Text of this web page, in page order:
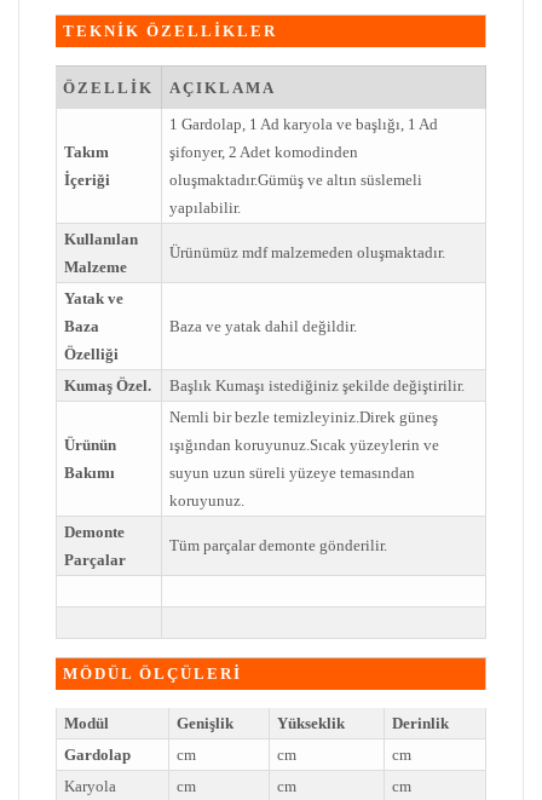
TEKNİK ÖZELLİKLER
ÖZELLİK AÇIKLAMA
Takım
İçeriği
1 Gardolap, 1 Ad karyola ve başlığı, 1 Ad
şifonyer, 2 Adet komodinden
oluşmaktadır.Gümüş ve altın süslemeli
yapılabilir.
Kullanılan
Malzeme
Ürünümüz mdf malzemeden oluşmaktadır.
Yatak ve
Baza
Özelliği
Baza ve yatak dahil değildir.
Kumaş Özel. Başlık Kumaşı istediğiniz şekilde değiştirilir.
Ürünün
Bakımı
Nemli bir bezle temizleyiniz.Direk güneş
ışığından koruyunuz.Sıcak yüzeylerin ve
suyun uzun süreli yüzeye temasından
koruyunuz.
Demonte
Parçalar
Tüm parçalar demonte gönderilir.
MÖDÜL ÖLÇÜLERİ
Modül Genişlik Yükseklik
Derinlik
Gardolap
cm cm
cm
Karyola
cm cm
cm